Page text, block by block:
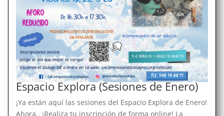
Espacio Explora (Sesiones de Enero)
¡Ya están aquí las sesiones del Espacio Explora de Enero!
Ahora.. ¡Realiza tu inscripción de forma online! La